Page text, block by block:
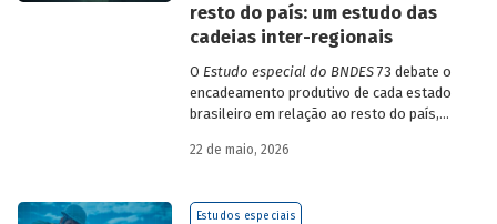
resto do país: um estudo das
cadeias inter-regionais
O Estudo especial do BNDES73 debate o
encadeamento produtivo de cada estado
brasileiro em relação ao resto do país,
quanto o estímulo a um estado ou setor
metodologia de construção de matrizes
22 de maio, 2026
Estudos especiais